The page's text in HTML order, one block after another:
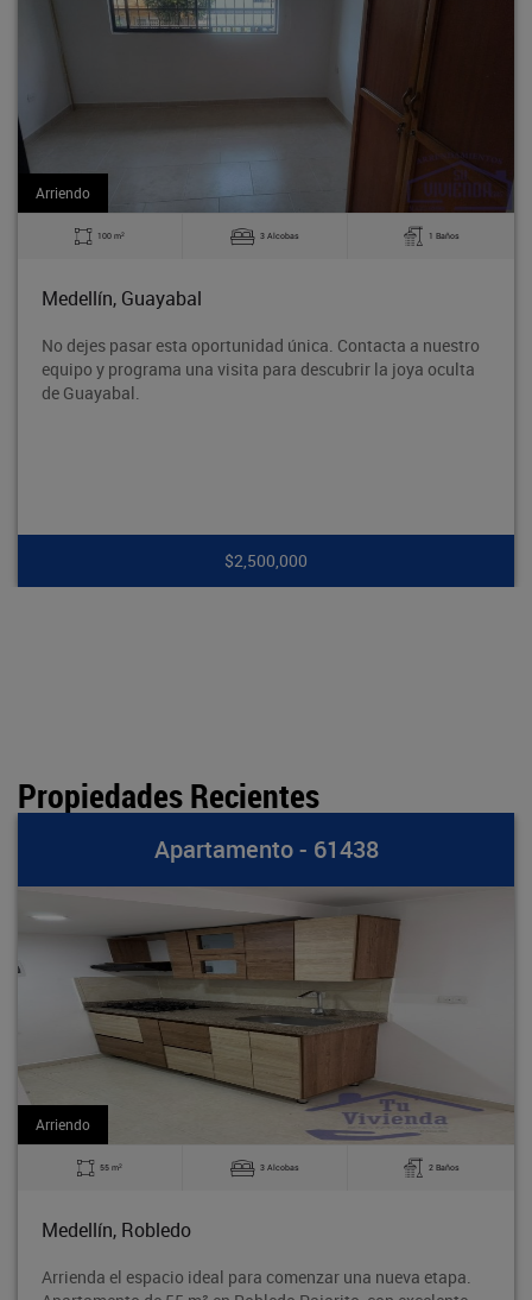
única. Contacta a nuestro
para descubrir la joya oculta
140 m2
Bodega en tercer piso,
Rodeo entre la avenida
Propiedades Recientes
- 61438
3 Alcobas 2 Baños
para comenzar una nueva etapa.
Arriendo
60 m2
Excelente